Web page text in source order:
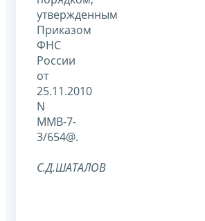
утвержденным
Приказом
ФНС
России
от
25.11.2010
N
ММВ-7-
3/654@.
С.Д.ШАТАЛОВ